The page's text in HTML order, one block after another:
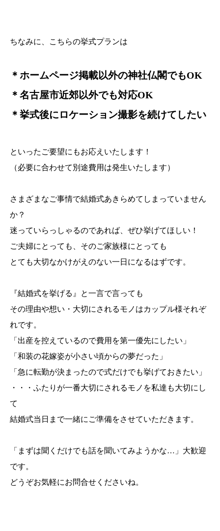
ちなみに、こちらの挙式プランは
＊ホームページ掲載以外の神社仏閣でもOK
＊名古屋市近郊以外でも対応OK
＊挙式後にロケーション撮影を続けてしたい
といったご要望にもお応えいたします！
（必要に合わせて別途費用は発生いたします）
さまざまなご事情で結婚式あきらめてしまっていません
か？
迷っていらっしゃるのであれば、ぜひ挙げてほしい！
ご夫婦にとっても、そのご家族様にとっても
とても大切なかけがえのない一日になるはずです。
『結婚式を挙げる』と一言で言っても
その理由や想い・大切にされるモノはカップル様それぞ
れです。
「出産を控えているので費用を第一優先にしたい」
「和装の花嫁姿が小さい頃からの夢だった」
「急に転勤が決まったので式だけでも挙げておきたい」
・・・ふたりが一番大切にされるモノを私達も大切にし
て
結婚式当日まで一緒にご準備をさせていただきます。
「まずは聞くだけでも話を聞いてみようかな…」大歓迎
です。
どうぞお気軽にお問合せくださいね。